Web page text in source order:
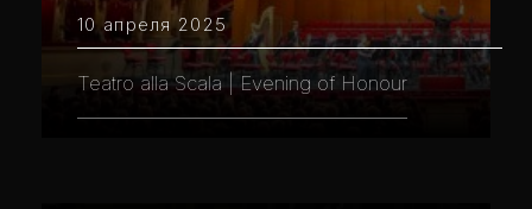
10 апреля 2025
Teatro alla Scala | Evening of Honour